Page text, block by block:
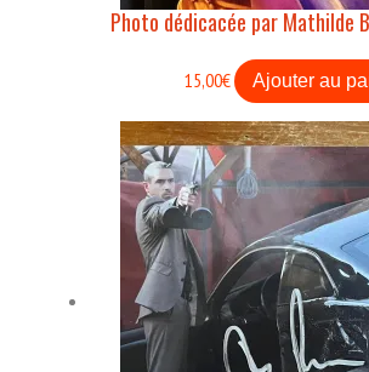
Photo dédicacée par Mathilde
15,00€ Ajouter au